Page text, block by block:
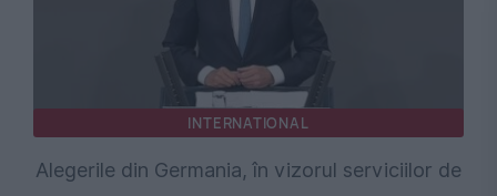
INTERNATIONAL
Alegerile din Germania, în vizorul serviciilor de